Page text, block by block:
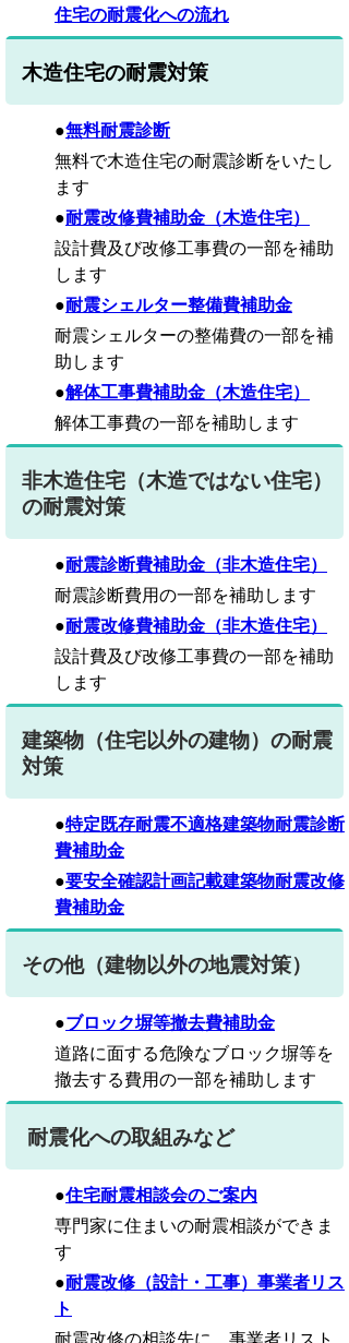
住宅の耐震化への流れ
木造住宅の耐震対策
●無料耐震診断
無料で木造住宅の耐震診断をいたし
ます
●耐震改修費補助金 （木造住宅）
設計費及び改修工事費の一部を補助
します
●耐震シェルター整備費補助金
耐震シェルターの整備費の一部を補
助します
●解体工事費補助金 （木造住宅）
解体工事費の一部を補助します
非木造住宅（木造ではない住宅）
の耐震対策
●耐震診断費補助金 （非木造住宅）
耐震診断費用の一部を補助します
●耐震改修費補助金 （非木造住宅）
設計費及び改修工事費の一部を補助
します
建築物（住宅以外の建物）の耐震
対策
●特定既存耐震不適格建築物耐震診断
費補助金
●要安全確認計画記載建築物耐震改修
費補助金
その他（建物以外の地震対策）
●ブロック塀等撤去費補助金
道路に面する危険なブロック塀等を
撤去する費用の一部を補助します
耐震化への取組みなど
●住宅耐震相談会のご案内
専門家に住まいの耐震相談ができま
す
●耐震改修（設計・工事）事業者リス
ト
耐震改修の相談先に、事業者リスト